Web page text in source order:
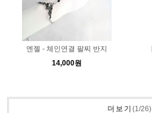
엔젤 - 체인연결 팔찌 반지
14,000원
더보기 (1/26)